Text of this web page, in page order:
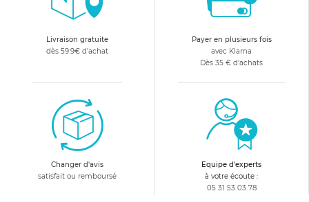
Livraison gratuite
dès 59.9€ d'achat
Payer en plusieurs fois
avec Klarna
Dès 35 € d'achats
Changer d'avis
satisfait ou remboursé
Equipe d'experts
à votre écoute :
05 31 53 03 78